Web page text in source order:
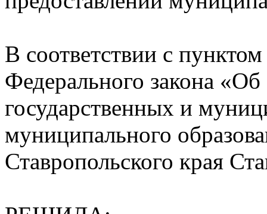
В соответствии с
Федерального закона
государственных и
муниципального
Ставропольского края